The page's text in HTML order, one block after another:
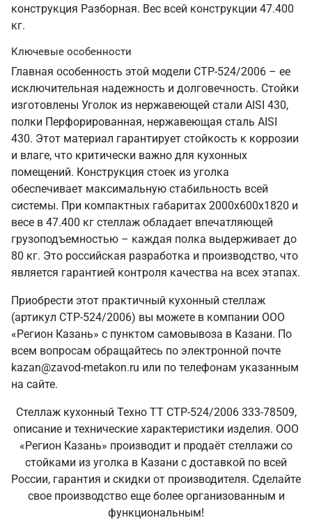
конструкция Разборная. Вес всей конструкции 47.400
кг.
Ключевые особенности
Главная особенность этой модели СТР-524/2006 – ее
исключительная надежность и долговечность. Стойки
изготовлены Уголок из нержавеющей стали AISI 430,
полки Перфорированная, нержавеющая сталь AISI
430. Этот материал гарантирует стойкость к коррозии
и влаге, что критически важно для кухонных
помещений. Конструкция стоек из уголка
обеспечивает максимальную стабильность всей
системы. При компактных габаритах 2000х600х1820 и
весе в 47.400 кг стеллаж обладает впечатляющей
грузоподъемностью – каждая полка выдерживает до
80 кг. Это российская разработка и производство, что
является гарантией контроля качества на всех этапах.
Приобрести этот практичный кухонный стеллаж
(артикул СТР-524/2006) вы можете в компании ООО
«Регион Казань» с пунктом самовывоза в Казани. По
всем вопросам обращайтесь по электронной почте
kazan@zavod-metakon.ru или по телефонам указанным
на сайте.
Стеллаж кухонный Техно ТТ СТР-524/2006 333-78509,
описание и технические характеристики изделия. ООО
«Регион Казань» производит и продаёт стеллажи со
стойками из уголка в Казани с доставкой по всей
России, гарантия и скидки от производителя. Сделайте
свое производство еще более организованным и
функциональным!